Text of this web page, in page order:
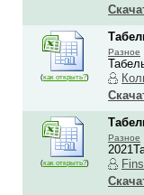
(как открыть?)
Разное
(как открыть?)
Разное